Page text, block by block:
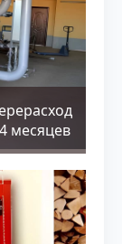
месяцев